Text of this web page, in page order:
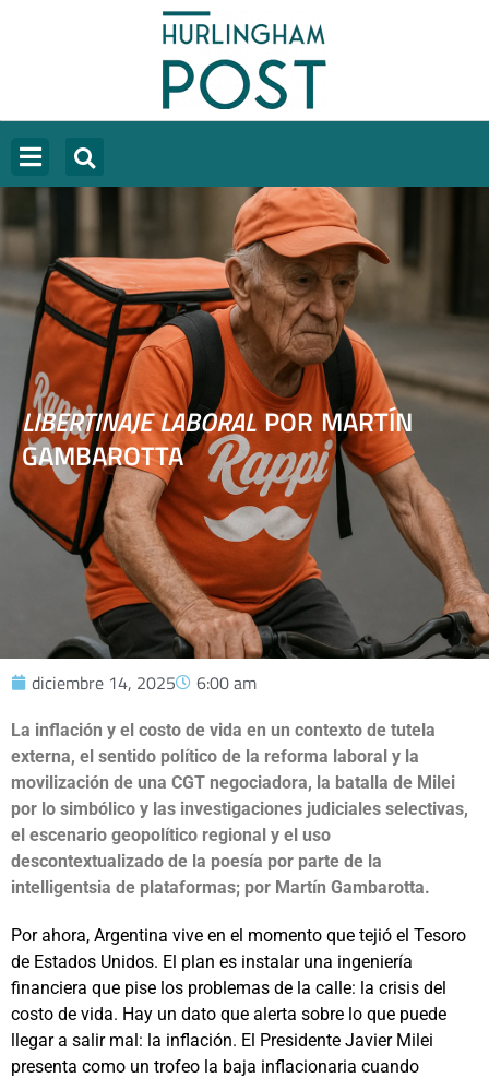
LIBERTINAJE LABORALPOR MARTÍN
GAMBAROTTA
diciembre 14, 2025 6:00 am
La inflación y el costo de vida en un contexto de tutela
externa, el sentido político de la reforma laboral y la
movilización de una CGT negociadora, la batalla de Milei
por lo simbólico y las investigaciones judiciales selectivas,
el escenario geopolítico regional y el uso
descontextualizado de la poesía por parte de la
intelligentsia de plataformas; por Martín Gambarotta.
Por ahora, Argentina vive en el momento que tejió el Tesoro
de Estados Unidos. El plan es instalar una ingeniería
financiera que pise los problemas de la calle: la crisis del
costo de vida. Hay un dato que alerta sobre lo que puede
llegar a salir mal: la inflación. El Presidente Javier Milei
presenta como un trofeo la baja inflacionaria cuando